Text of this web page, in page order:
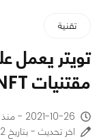
تقنية
تويتر يعمل
مقتنيات NFT الخاصة بالمستخدم
2021-10-26 - منذ 4 سنوات
اخر تحديث - بتاريخ 2022-02-08